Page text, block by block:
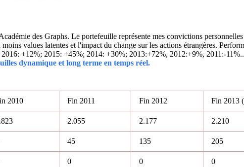
des Graphs. Le portefeuille représente mes convictions
values latentes et l'impact du change sur les actions étrangères.
+12%; 2015: +45%; 2014: +30%; 2013:+72%, 2012:+9%, 2011:-
dynamique et long terme en temps réel.
2010 Fin 2011 Fin 2012 Fin 2013
2.055 2.177 2.210
45 135 205
0 0 0